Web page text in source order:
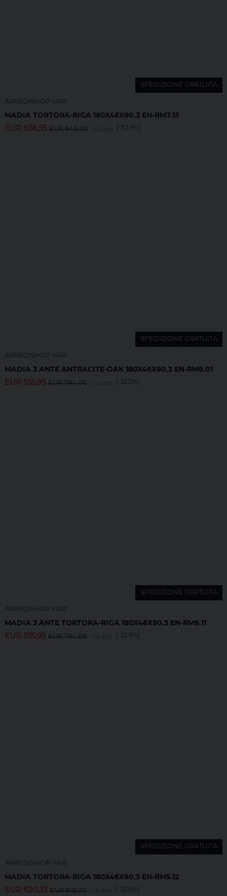
SPEDIZIONE GRATUITA
ARREDISHOP VARI
MADIA TORTORA-RIGA 180X46X90,3 EN-RM7.13
EUR 638,55 EUR946,00 IVA incl. [-32.5%]
SPEDIZIONE GRATUITA
ARREDISHOP VARI
MADIA 3 ANTE ANTRACITE-OAK 180X46X90,3 EN-RM6.01
EUR 535,95 EUR794,00 IVA incl. [-32.5%]
SPEDIZIONE GRATUITA
ARREDISHOP VARI
MADIA 3 ANTE TORTORA-RIGA 180X46X90,3 EN-RM6.11
EUR 535,95 EUR794,00 IVA incl. [-32.5%]
SPEDIZIONE GRATUITA
ARREDISHOP VARI
MADIA TORTORA-RIGA 180X46X90,3 EN-RM5.12
EUR 620,33 EUR919,00 IVA incl. [-32.5%]